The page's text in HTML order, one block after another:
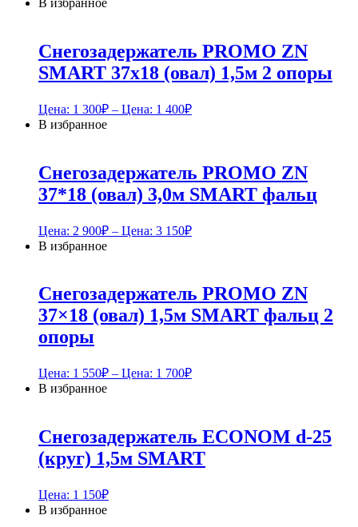
Снегозадержатель PROMO ZN
SMART 37х18 (овал) 1,5м 2 опоры
Цена: 1 300₽ – Цена: 1 400₽
В избранное
Снегозадержатель PROMO ZN
37*18 (овал) 3,0м SMART фальц
Цена: 2 900₽ – Цена: 3 150₽
В избранное
Снегозадержатель PROMO ZN
37×18 (овал) 1,5м SMART фальц 2
опоры
Цена: 1 550₽ – Цена: 1 700₽
В избранное
Снегозадержатель ECONOM d-25
(круг) 1,5м SMART
Цена: 1 150₽
В избранное